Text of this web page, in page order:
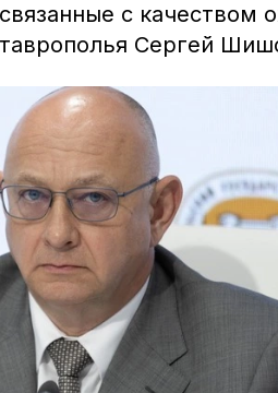
с качеством
Сергей